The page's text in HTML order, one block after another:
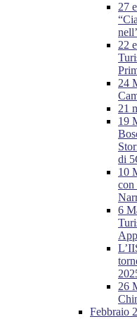
27
22
24
21
19
di
10
con
6
26
Febbraio